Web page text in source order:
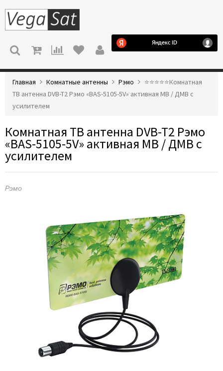
МЕНЮ
Главная Комнатные антенны Рэмо
⭐️⭐️⭐️⭐️⭐️Комнатная
ТВ антенна DVB-T2 Рэмо «BAS-5105-5V» активная МВ / ДМВ с
усилителем
Комнатная ТВ антенна DVB-T2 Рэмо
«BAS-5105-5V» активная МВ / ДМВ с
усилителем
Рэмо